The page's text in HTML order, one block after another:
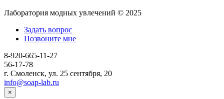
Лаборатория модных увлечений © 2025
Задать вопрос
Позвоните мне
8-920-665-11-27
56-17-78
г. Смоленск, ул. 25 сентября, 20
info@soap-lab.ru
×